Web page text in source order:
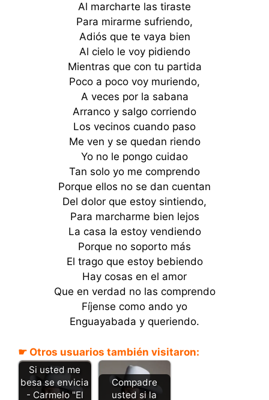
Al marcharte las tiraste
Para mirarme sufriendo,
Adiós que te vaya bien
Al cielo le voy pidiendo
Mientras que con tu partida
Poco a poco voy muriendo,
A veces por la sabana
Arranco y salgo corriendo
Los vecinos cuando paso
Me ven y se quedan riendo
Yo no le pongo cuidao
Tan solo yo me comprendo
Porque ellos no se dan cuentan
Del dolor que estoy sintiendo,
Para marcharme bien lejos
La casa la estoy vendiendo
Porque no soporto más
El trago que estoy bebiendo
Hay cosas en el amor
Que en verdad no las comprendo
Fíjense como ando yo
Enguayabada y queriendo.
☛ Otros usuarios también visitaron:
Si usted me
besa se envicia
- Carmelo "El
Compadre
usted si la